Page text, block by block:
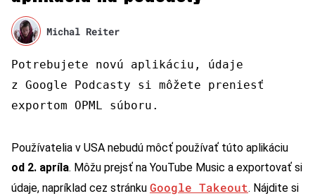
Michal Reiter
Potrebujete novú aplikáciu, údaje
z Google Podcasty si môžete preniesť
exportom OPML súboru.
Používatelia v USA nebudú môcť používať túto aplikáciu
od 2. apríla. Môžu prejsť na YouTube Music a exportovať si
údaje, napríklad cez stránku Google Takeout. Nájdite si